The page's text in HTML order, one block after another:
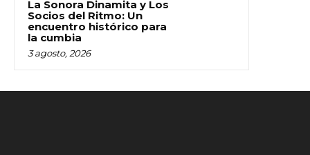
La Sonora Dinamita y Los
Socios del Ritmo: Un
encuentro histórico para
la cumbia
3 agosto, 2026